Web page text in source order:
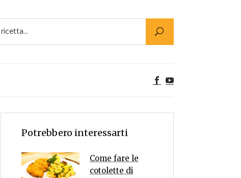
Utility
Super Alimenti
Vegetariane
Rumors
Potrebbero interessarti
Come fare le
cotolette di